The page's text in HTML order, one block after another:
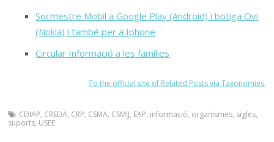
Socmestre Mobil a Google Play (Android) i botiga Ovi
(Nokia) i també per a Iphone
Circular Informació a les famílies
To the official site of Related Posts via Taxonomies.
CDIAP, CREDA, CRP, CSMA, CSMIJ, EAP, informació, organismes, sigles,
suports, USEE